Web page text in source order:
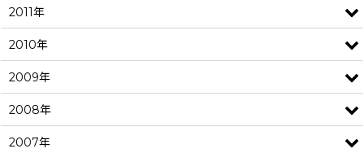
2011年
2010年
2009年
2008年
2007年